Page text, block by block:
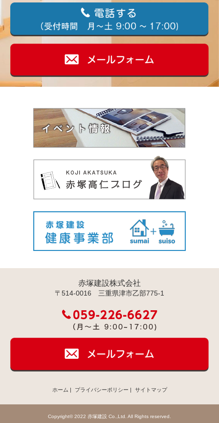
赤塚建設株式会社
〒514-0016 三重県津市乙部775-1
ホーム | プライバシーポリシー | サイトマップ
Copyright© 2022 赤塚建設 Co.,Ltd. All Rights reserved.